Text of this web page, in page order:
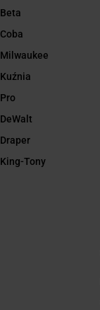
Beta
Coba
Milwaukee
Kuźnia
Pro
DeWalt
Draper
King-Tony